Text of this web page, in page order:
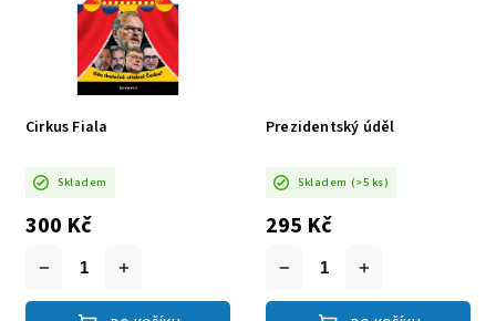
Cirkus Fiala
Skladem
300 Kč
Prezidentský úděl
Skladem (>5 ks)
295 Kč